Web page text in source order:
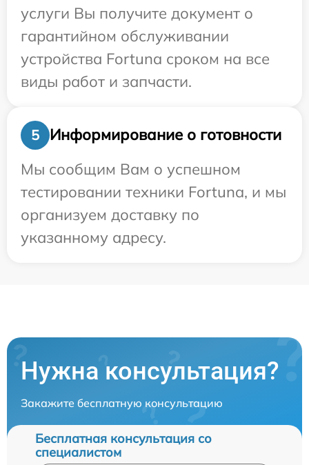
услуги Вы получите документ о
гарантийном обслуживании
устройства Fortuna сроком на все
виды работ и запчасти.
5
Информирование о готовности
Мы сообщим Вам о успешном
тестировании техники Fortuna, и мы
организуем доставку по
указанному адресу.
Нужна консультация?
Закажите бесплатную консультацию
Бесплатная консультация со
специалистом